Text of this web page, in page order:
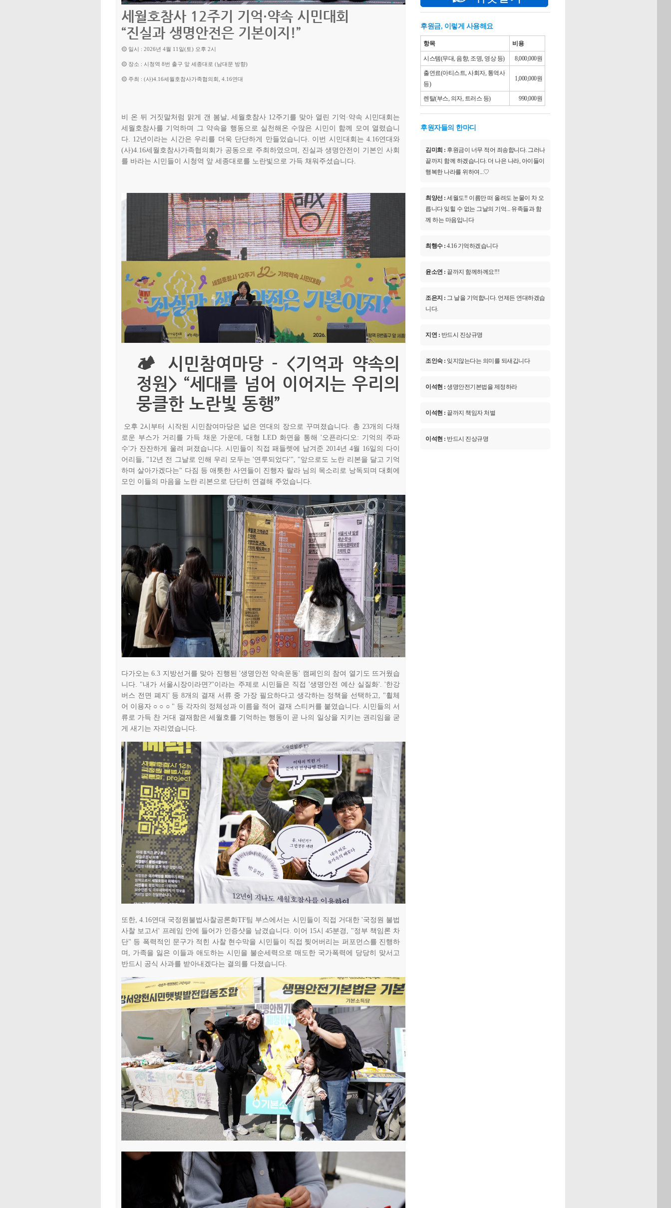
세월호참사 12주기 기억·약속 시민대회
“진실과 생명안전은 기본이지!”
🟡 일시 : 2026년 4월 11일(토) 오후 2시
🟡 장소 : 시청역 8번 출구 앞 세종대로 (남대문 방향)
🟡 주최 : (사)4.16세월호참사가족협의회, 4.16연대
비 온 뒤 거짓말처럼 맑게 갠 봄날, 세월호참사 12주기를 맞아 열린 기억·약속 시민대회는
세월호참사를 기억하며 그 약속을 행동으로 실천해온 수많은 시민이 함께 모여 열렸습니
다. 12년이라는 시간은 우리를 더욱 단단하게 만들었습니다. 이번 시민대회는 4.16연대와
(사)4.16세월호참사가족협의회가 공동으로 주최하였으며, 진실과 생명안전이 기본인 사회
를 바라는 시민들이 시청역 앞 세종대로를 노란빛으로 가득 채워주셨습니다.
🏕️ 시민참여마당 - <기억과 약속의
정원> “세대를 넘어 이어지는 우리의
뭉클한 노란빛 동행”
오후 2시부터 시작된 시민참여마당은 넓은 연대의 장으로 꾸며졌습니다. 총 23개의 다채
로운 부스가 거리를 가득 채운 가운데, 대형 LED 화면을 통해 '오픈라디오: 기억의 주파
수'가 잔잔하게 울려 퍼졌습니다. 시민들이 직접 패들렛에 남겨준 2014년 4월 16일의 다이
어리들, "12년 전 그날로 인해 우리 모두는 '연루되었다'", "앞으로도 노란 리본을 달고 기억
하며 살아가겠다는" 다짐 등 애틋한 사연들이 진행자 랄라 님의 목소리로 낭독되며 대회에
모인 이들의 마음을 노란 리본으로 단단히 연결해 주었습니다.
다가오는 6.3 지방선거를 맞아 진행된 '생명안전 약속운동' 캠페인의 참여 열기도 뜨거웠습
니다. "내가 서울시장이라면?"이라는 주제로 시민들은 직접 '생명안전 예산 실질화'. '한강
버스 전면 폐지' 등 8개의 결재 서류 중 가장 필요하다고 생각하는 정책을 선택하고, "휠체
어 이용자 ○ ○ ○ " 등 각자의 정체성과 이름을 적어 결재 스티커를 붙였습니다. 시민들의 서
류로 가득 찬 거대 결재함은 세월호를 기억하는 행동이 곧 나의 일상을 지키는 권리임을 굳
게 새기는 자리였습니다.
또한, 4.16연대 국정원불법사찰공론화TF팀 부스에서는 시민들이 직접 거대한 '국정원 불법
사찰 보고서' 프레임 안에 들어가 인증샷을 남겼습니다. 이어 15시 45분경, "정부 책임론 차
단" 등 폭력적인 문구가 적힌 사찰 현수막을 시민들이 직접 찢어버리는 퍼포먼스를 진행하
며, 가족을 잃은 이들과 애도하는 시민을 불순세력으로 매도한 국가폭력에 당당히 맞서고
반드시 공식 사과를 받아내겠다는 결의를 다졌습니다.
후원금, 이렇게 사용해요
항목 비용
시스템(무대, 음향, 조명, 영상 등) 8,000,000원
출연료(아티스트, 사회자, 통역사
등)
1,000,000원
렌탈(부스, 의자, 트러스 등) 990,000원
후원자들의 한마디
김미희 : 후원금이 너무 적어 죄송합니다. 그러나
끝까지 함께 하겠습니다. 더 나은 나라, 아이들이
행복한 나라를 위하여...♡
최양선 : 세월도!! 이름만 떠 올려도 눈물이 차 오
릅니다 잊힐 수 없는 그날의 기억... 유족들과 함
께 하는 마음입니다
최행수 : 4.16 기억하겠습니다
윤소연 : 끝까지 함께하께요!!!
조은지 : 그 날을 기억합니다. 언제든 연대하겠습
니다.
지연 : 반드시 진상규명
조인숙 : 잊지않는다는 의미를 되새깁니다
이석현 : 생명안전기본법을 제정하라
이석현 : 끝까지 책임자 처벌
이석현 : 반드시 진상규명